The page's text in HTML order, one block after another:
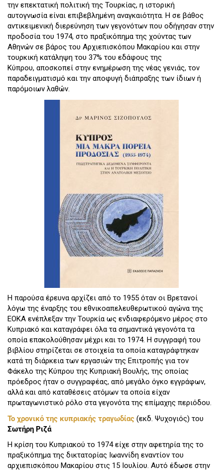
την επεκτατική πολιτική της Τουρκίας, η ιστορική
αυτογνωσία είναι επιβεβλημένη αναγκαιότητα. Η σε βάθος
αντικειμενική διερεύνηση των γεγονότων που οδήγησαν στην
προδοσία του 1974, στο πραξικόπημα της χούντας των
Αθηνών σε βάρος του Αρχιεπισκόπου Μακαρίου και στην
τουρκική κατάληψη του 37% του εδάφους της
Κύπρου, αποσκοπεί στην ενημέρωση της νέας γενιάς, τον
παραδειγματισμό και την αποφυγή διάπραξης των ίδιων ή
παρόμοιων λαθών.
Η παρούσα έρευνα αρχίζει από το 1955 όταν οι Βρετανοί
λόγω της έναρξης του εθνικοαπελευθερωτικού αγώνα της
ΕΟΚΑ ενέπλεξαν την Τουρκία ως ενδιαφερόμενο μέρος στο
Κυπριακό και καταγράφει όλα τα σημαντικά γεγονότα τα
οποία επακολούθησαν μέχρι και το 1974. Η συγγραφή του
βιβλίου στηρίζεται σε στοιχεία τα οποία καταγράφτηκαν
κατά τη διάρκεια των εργασιών της Επιτροπής για τον
Φάκελο της Κύπρου της Κυπριακή Βουλής, της οποίας
πρόεδρος ήταν ο συγγραφέας, από μεγάλο όγκο εγγράφων,
αλλά και από καταθέσεις ατόμων τα οποία είχαν
πρωταγωνιστικό ρόλο στα γεγονότα της επίμαχης περιόδου.
Το χρονικό της κυπριακής τραγωδίας (εκδ. Ψυχογιός) του
Σωτήρη Ριζά
Η κρίση του Κυπριακού το 1974 είχε στην αφετηρία της το
πραξικόπημα της δικτατορίας Ιωαννίδη εναντίον του
αρχιεπισκόπου Μακαρίου στις 15 Ιουλίου. Αυτό έδωσε στην